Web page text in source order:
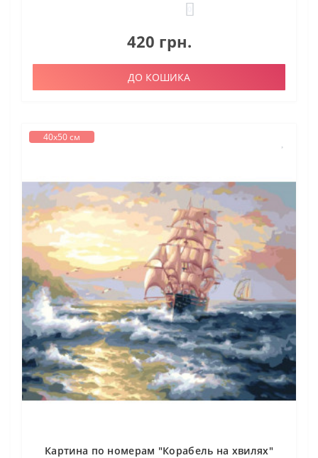
420 грн.
ДО КОШИКА
40х50 см
Картина по номерам "Корабель на хвилях"